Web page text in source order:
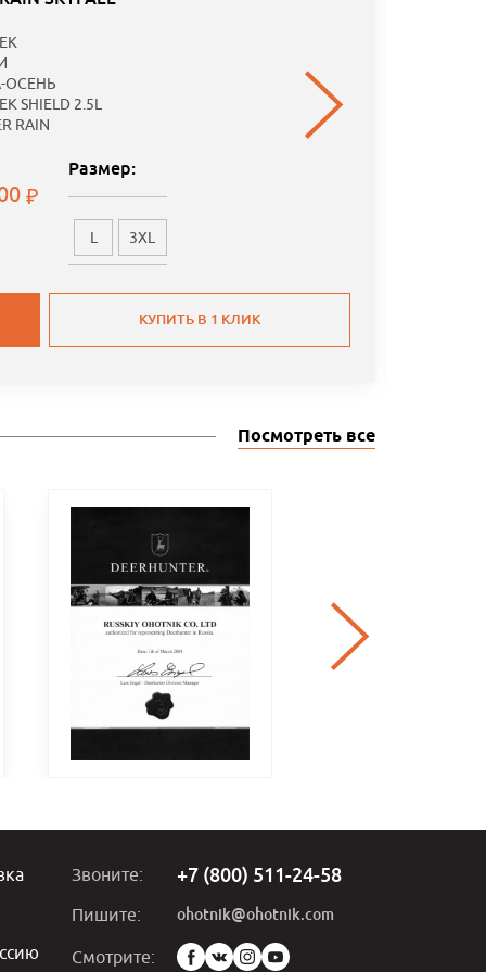
ОСЕНЬ
SHIELD 2.5L
RAIN
Размер:
L 3XL
КУПИТЬ В 1 КЛИК
Посмотреть все
Звоните: +7 (800) 511-24-58
Пишите: ohotnik@ohotnik.com
Смотрите:
Мы